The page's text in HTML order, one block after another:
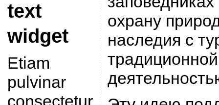
text
widget
Etiam
pulvinar
consectetur
охрану
наследия с